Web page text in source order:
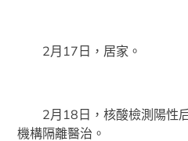
2月17日，居家。
2月18日，核酸檢測陽性后
機構隔離醫治。